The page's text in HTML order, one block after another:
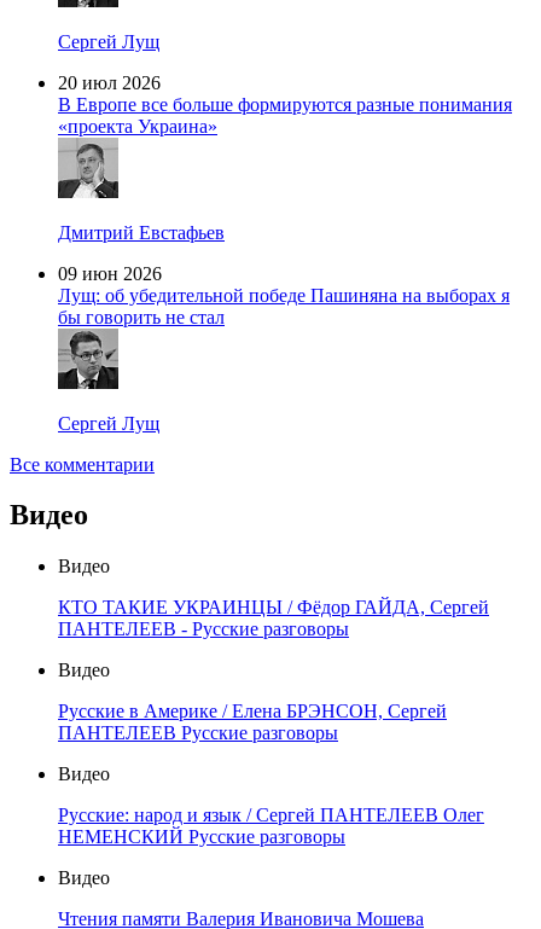
Сергей Лущ
20 июл 2026
В Европе все больше формируются разные понимания
«проекта Украина»
Дмитрий Евстафьев
09 июн 2026
Лущ: об убедительной победе Пашиняна на выборах я
бы говорить не стал
Сергей Лущ
Все комментарии
Видео
Видео
КТО ТАКИЕ УКРАИНЦЫ / Фёдор ГАЙДА, Сергей
ПАНТЕЛЕЕВ - Русские разговоры
Видео
Русские в Америке / Елена БРЭНСОН, Сергей
ПАНТЕЛЕЕВ Русские разговоры
Видео
Русские: народ и язык / Сергей ПАНТЕЛЕЕВ Олег
НЕМЕНСКИЙ Русские разговоры
Видео
Чтения памяти Валерия Ивановича Мошева